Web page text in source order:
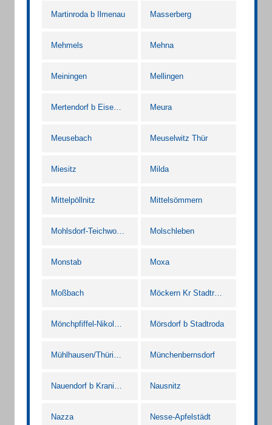
Martinroda b Ilmenau Masserberg
Mehmels Mehna
Meiningen Mellingen
Mertendorf b Eisenberg Thür Meura
Meusebach Meuselwitz Thür
Miesitz Milda
Mittelpöllnitz Mittelsömmern
Mohlsdorf-Teichwolframsdorf Molschleben
Monstab Moxa
Moßbach Möckern Kr Stadtroda
Mönchpfiffel-Nikolausrieth Mörsdorf b Stadtroda
Mühlhausen/Thüringen Münchenbernsdorf
Nauendorf b Kranichfeld Nausnitz
Nazza Nesse-Apfelstädt